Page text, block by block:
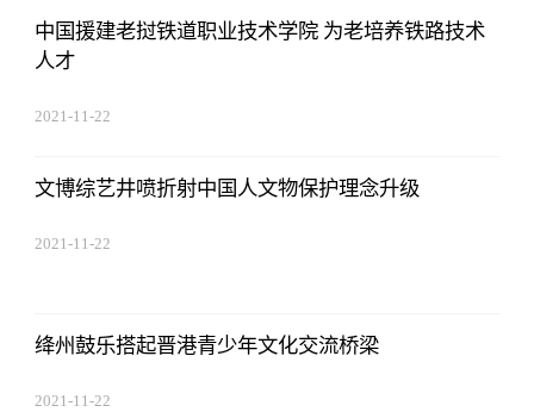
中国援建老挝铁道职业技术学院 为老培养铁路技术
人才
2021-11-22
文博综艺井喷折射中国人文物保护理念升级
2021-11-22
绛州鼓乐搭起晋港青少年文化交流桥梁
2021-11-22